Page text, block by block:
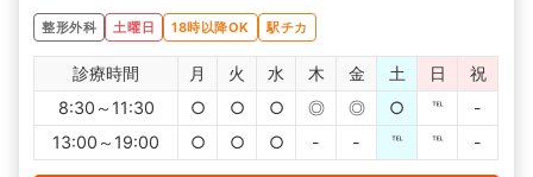
整形外科 土曜日 18時以降OK 駅チカ
診療時間 月 火 水 木 金 土 日
祝
8:30～11:30
○ ○ ○ ◎ ◎ ○ ℡
-
13:00～19:00
○ ○ ○ - - ℡ ℡ -